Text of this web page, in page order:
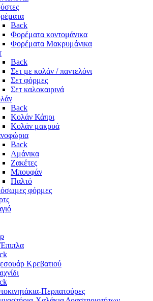
Back
Φορέματα κοντομάνικα
Φορέματα Μακρυμάνικα
Back
Σετ με κολάν / παντελόνι
Σετ φόρμες
Σετ καλοκαιρινά
Back
Κολάν Κάπρι
Κολάν μακρυά
Back
Αμάνικα
Ζακέτες
Μπουφάν
Παλτό
φόρμες
Κρεβατιού
Περπατούρες